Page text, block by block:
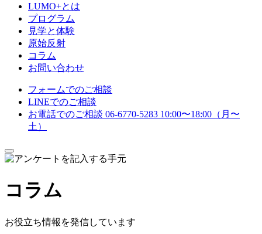
LUMO+とは
プログラム
見学と体験
原始反射
コラム
お問い合わせ
フォームでのご相談
LINEでのご相談
お電話でのご相談 06-6770-5283 10:00〜18:00（月〜
土）
メ
ニ
ー
を
閉
す
コラム
お役立ち情報を発信しています